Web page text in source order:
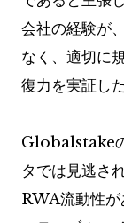
会社の経験が
なく、適切に
復力を実証し
Globalstake
タでは見逃さ
RWA流動性が